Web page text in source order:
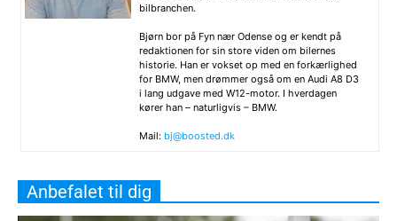
bilbranchen.
Bjørn bor på Fyn nær Odense og er kendt på
redaktionen for sin store viden om bilernes
historie. Han er vokset op med en forkærlighed
for BMW, men drømmer også om en Audi A8 D3
i lang udgave med W12-motor. I hverdagen
kører han – naturligvis – BMW.
Mail: bj@boosted.dk